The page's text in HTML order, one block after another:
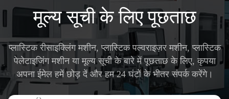
मूल्य सूची के लिए पूछताछ
प्लास्टिक रीसाइक्लिंग मशीन, प्लास्टिक पल्वराइज़र मशीन, प्लास्टिक
पेलेटाइजिंग मशीन या मूल्य सूची के बारे में पूछताछ के लिए, कृपया
अपना ईमेल हमें छोड़ दें और हम 24 घंटों के भीतर संपर्क करेंगे।